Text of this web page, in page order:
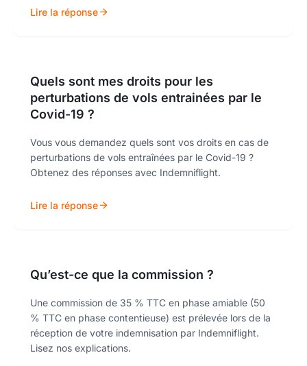
Lire la réponse
Quels sont mes droits pour les
perturbations de vols entrainées par le
Covid-19 ?
Vous vous demandez quels sont vos droits en cas de
perturbations de vols entraînées par le Covid-19 ?
Obtenez des réponses avec Indemniflight.
Lire la réponse
Qu’est-ce que la commission ?
Une commission de 35 % TTC en phase amiable (50
% TTC en phase contentieuse) est prélevée lors de la
réception de votre indemnisation par Indemniflight.
Lisez nos explications.